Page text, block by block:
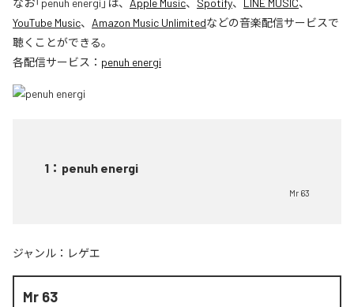
なお「penuh energi 」は、 Apple Music、 Spotify、 LINE MUSIC、
YouTube Music、 Amazon Music Unlimitedなどの音楽配信サービスで
聴くことができる。
各配信サービス： penuh energi
1 ： penuh energi
Mr 63
ジャンル： レゲエ
Mr 63